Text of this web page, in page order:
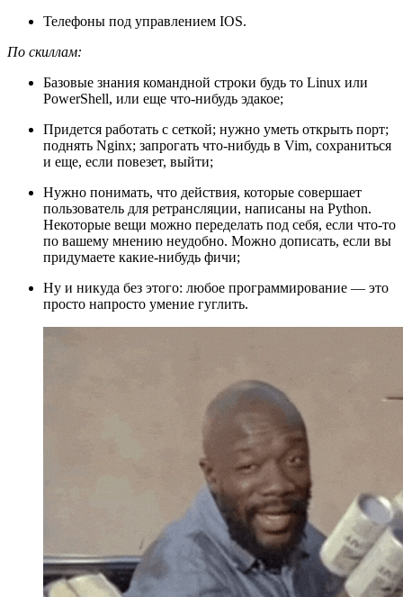
Телефоны под управлением IOS.
По скиллам:
Базовые знания командной строки будь то Linux или
PowerShell, или еще что-нибудь эдакое;
Придется работать с сеткой; нужно уметь открыть порт;
поднять Nginx; запрогать что-нибудь в Vim, сохраниться
и еще, если повезет, выйти;
Нужно понимать, что действия, которые совершает
пользователь для ретрансляции, написаны на Python.
Некоторые вещи можно переделать под себя, если что-то
по вашему мнению неудобно. Можно дописать, если вы
придумаете какие-нибудь фичи;
Ну и никуда без этого: любое программирование — это
просто напросто умение гуглить.